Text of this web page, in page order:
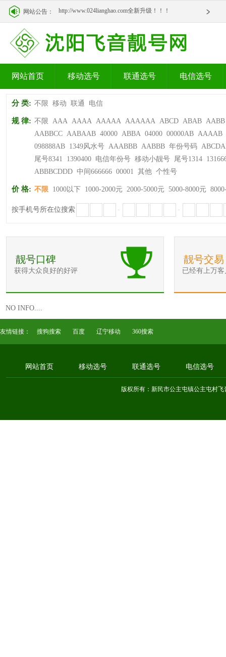
网站公告： http://www.024lianghao.com全新升级！！！
网站首页 移动选号 联通选号 电信选号
分 类: 不限 移动 联通 电信
规 律: 不限 AAA AAAA AAAAA AAAAAA ABCD ABAB AABB
AABBCC AABAAB 40000 ABBA 04000 00000AB AAAAB
098888AB 1349风水号 AAABBB AABBB 年份号码
尾号8341
1390400 电信年份号 移动小靓号 尾号1314
ABBBCDDD 中间666666 00001 其他 个性号
价 格: 不限 1000以下 1000-2000元 2000-5000元 5000-8000元
按手机号所在位搜索 - -
靓号口碑
获得大众良好的好评
靓号交易
已经有上万
NO INFO....
友情链接： 搜狗搜索 百度 辽宁移动 360搜索
网站首页 移动选号 联通选号 电信选号
版权所有：新民市公主屯镇公主屯村